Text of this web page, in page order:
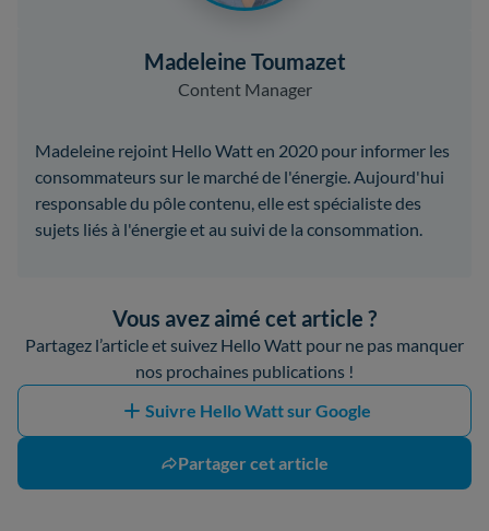
Madeleine Toumazet
Content Manager
Madeleine rejoint Hello Watt en 2020 pour informer les
consommateurs sur le marché de l'énergie. Aujourd'hui
responsable du pôle contenu, elle est spécialiste des
sujets liés à l'énergie et au suivi de la consommation.
Vous avez aimé cet article ?
Partagez l’article et suivez Hello Watt pour ne pas manquer
nos prochaines publications !
Suivre Hello Watt sur Google
Partager cet article